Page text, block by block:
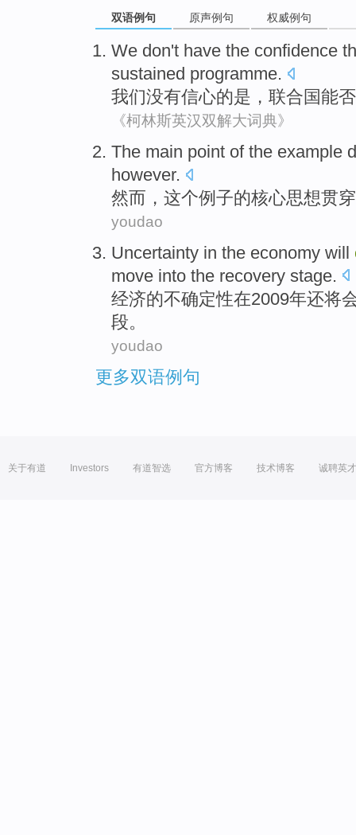
双语例句 原声例句 权威例句
We don't have the confidence
sustained programme.
我们没有信心的是， 联合国能否
《柯林斯英汉双解大词典》
The main point of the example
however.
然而 ， 这个例子的核心思想贯穿
youdao
Uncertainty in the economy will
move into the recovery stage.
经济的不确定性在2009年还将
段。
youdao
更多双语例句
关于有道 Investors 有道智选 官方博客 技术博客 诚聘英才